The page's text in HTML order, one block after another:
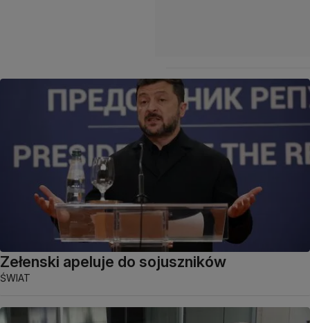
Zełenski apeluje do sojuszników
ŚWIAT